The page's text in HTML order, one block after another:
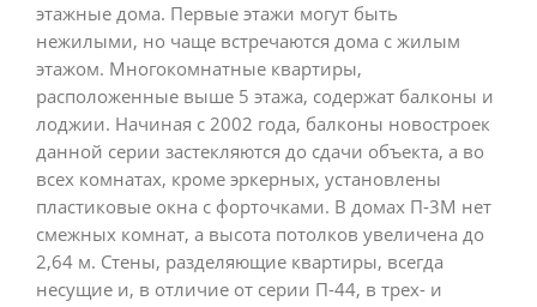
этажные дома. Первые этажи могут быть
нежилыми, но чаще встречаются дома с жилым
этажом. Многокомнатные квартиры,
расположенные выше 5 этажа, содержат балконы и
лоджии. Начиная с 2002 года, балконы новостроек
данной серии застекляются до сдачи объекта, а во
всех комнатах, кроме эркерных, установлены
пластиковые окна с форточками. В домах П-3М нет
смежных комнат, а высота потолков увеличена до
2,64 м. Стены, разделяющие квартиры, всегда
несущие и, в отличие от серии П-44, в трех- и